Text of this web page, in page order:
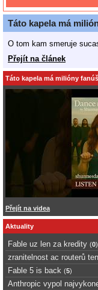
Táto kapela má
O tom kam smeruje
Přejít na článek
Táto kapela má milióny
Přejít na videa
Aktuality
Fable uz len za kredity (0)
zranitelnost ac routerů
Fable 5 is back (5)
Anthropic vypol